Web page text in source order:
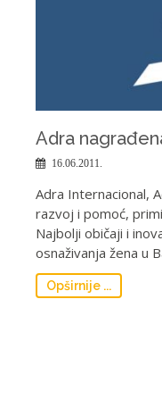
Adra
16.06.2011.
Adra Internacional,
razvoj i pomoć,
Najbolji običaji i
osnaživanja žena u
Opširnije ...